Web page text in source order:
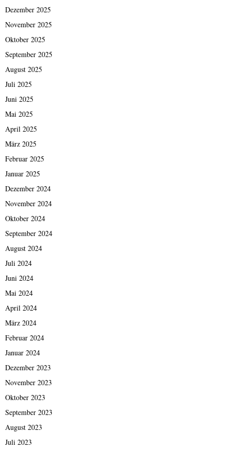
Dezember 2025
November 2025
Oktober 2025
September 2025
August 2025
Juli 2025
Juni 2025
Mai 2025
April 2025
März 2025
Februar 2025
Januar 2025
Dezember 2024
November 2024
Oktober 2024
September 2024
August 2024
Juli 2024
Juni 2024
Mai 2024
April 2024
März 2024
Februar 2024
Januar 2024
Dezember 2023
November 2023
Oktober 2023
September 2023
August 2023
Juli 2023